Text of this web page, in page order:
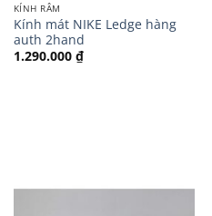
KÍNH RÂM
Kính mát NIKE Ledge hàng
auth 2hand
1.290.000 ₫